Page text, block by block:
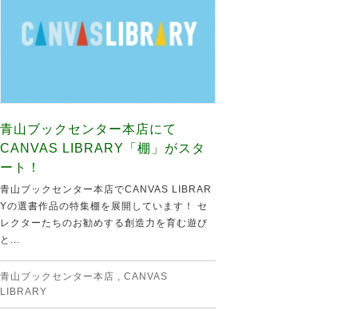
青山ブックセンター本店にて
CANVAS LIBRARY「棚」がスタ
ート！
青山ブックセンター本店でCANVAS LIBRAR
Yの選書作品の特集棚を展開しています！ セ
レクターたちのお勧めする創造力を育む遊び
と...
青山ブックセンター本店 , CANVAS
LIBRARY